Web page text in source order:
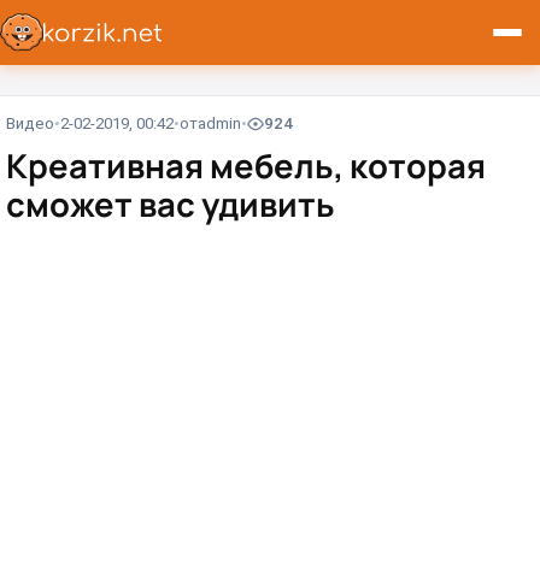
Видео 2-02-2019, 00:42 отadmin 924
Креативная мебель, которая
сможет вас удивить